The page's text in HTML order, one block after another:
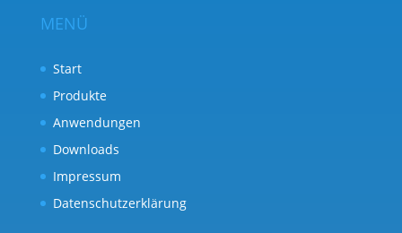
MENÜ
Start
Produkte
Anwendungen
Downloads
Impressum
Datenschutzerklärung